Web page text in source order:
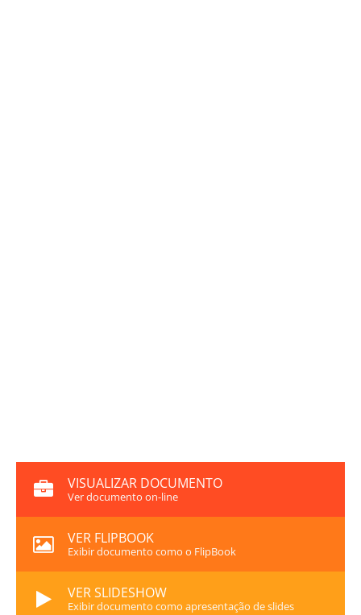
VISUALIZAR DOCUMENTO
Ver documento on-line
VER FLIPBOOK
Exibir documento como o FlipBook
VER SLIDESHOW
Exibir documento como apresentação de slides